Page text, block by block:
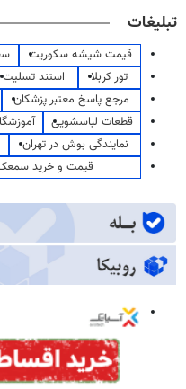
تبلیغات
قیمت شیشه سکوریت
تور کربلا
استند تسلیت
مرجع پاسخ معتبر پزشکان
قطعات لباسشویی
نمایندگی بوش در تهران
قیمت و خرید سمعک